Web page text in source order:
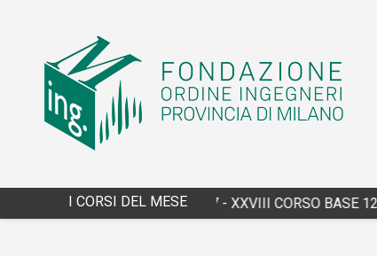
I CORSI DEL MESE4/13/2027 - XXVIII CORSO BASE 120